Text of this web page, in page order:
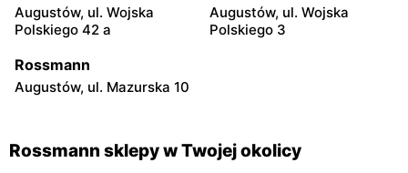
Augustów, ul. Wojska
Polskiego 42 a
Augustów, ul. Wojska
Polskiego 3
Rossmann
Augustów, ul. Mazurska 10
Rossmann sklepy w Twojej okolicy